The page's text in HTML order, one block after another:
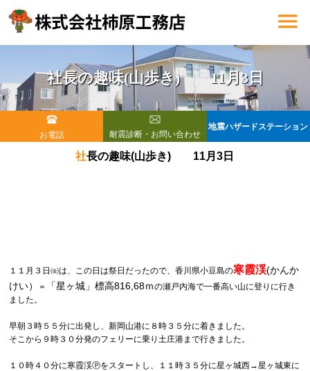
社長の趣味(山歩き) 11月3日
お電話 耐震診断・お問い合わせ
地震ハザードステーション
社長の趣味(山歩き) 11月3日
１１月３日㈮は、この日は祭日だったので、香川県小豆島の寒霞渓(かんか
けい）
＝ 「星ヶ城」標高816,68ｍの瀬戸内海で一番高い山に登りに行き
ました。
早朝３時５５分に出発し、新岡山港に８時３５分に着きました。
そこから９時３０分発のフェリーに乗り土庄港まで行きました。
１０時４０分に寒霞渓Ⓟをスタートし、１１時３５分に星ヶ城西→星ヶ城東に